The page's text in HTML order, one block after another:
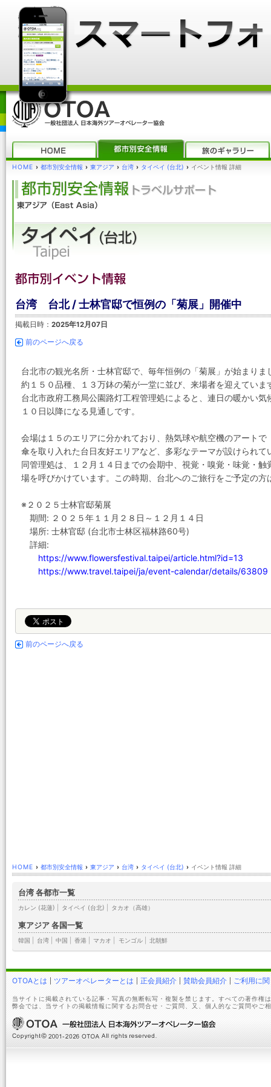
HOME › 都市別安全情報 › 東アジア › 台湾 › タイペイ (台北) › イベント情報 詳細
台湾 台北 / 士林官邸で恒例の「菊展」開催中
掲載日時： 2025年12月07日
前のページへ戻る
台北市の観光名所・士林官邸で、毎年恒例の「菊展」が始まりま
約１５０品種、１３万鉢の菊が一堂に並び、来場者を迎えていま
台北市政府工務局公園路灯工程管理処によると、連日の暖かい
１０日以降になる見通しです。
会場は１５のエリアに分かれており、熱気球や航空機のアート
傘を取り入れた台日友好エリアなど、多彩なテーマが設けられて
同管理処は、１２月１４日までの会期中、視覚・嗅覚・味覚・
場を呼びかけています。この時期、台北へのご旅行をご予定の
※２０２５士林官邸菊展
期間: ２０２５年１１月２８日～１２月１４日
場所: 士林官邸 (台北市士林区福林路60号)
詳細:
https://www.flowersfestival.taipei/article.html?id=13
https://www.travel.taipei/ja/event-calendar/details/63809
前のページへ戻る
HOME › 都市別安全情報 › 東アジア › 台湾 › タイペイ (台北) › イベント情報 詳細
台湾 各都市一覧
カレン (花蓮) タイペイ (台北) タカオ（高雄）
東アジア 各国一覧
韓国 台湾 中国 香港 マカオ モンゴル| 北朝鮮
OTOAとは ツアーオペレーターとは 正会員紹介 賛助会員紹介 ご利用に
当サイトに掲載されている記事・写真の無断転写・複製を禁じます。すべての著作権
弊会では、当サイトの掲載情報に関するお問合せ・ご質問、又、個人的なご質問やご